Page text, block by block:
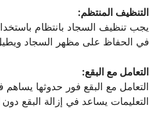
التنظيف المنتظم:
يجب تنظيف السجاد بانتظام
في الحفاظ على مظهر السجاد
التعامل مع البقع:
التعامل مع البقع فور حدوثها
التعليمات يساعد في إزالة البقع